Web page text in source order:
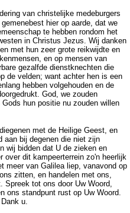
van christelijke medeburgers
hier op aarde, dat we
te hebben rondom het
in Christus Jezus. Wij danken
met hun zeer grote reikwijdte en
en op mensen van
gezalfde dienstknechten die
de velden; want achter hen is een
hebben volgehouden en de
God, we zouden
hun positie nu zouden willen
met de Heilige Geest, en
aan bij degenen die niet zijn
wij bidden dat U de zieken en
over dit kampeerterrein zo'n heerlijk
meer van Galilea liep, vanavond op
zitten, en handelen met ons,
Spreek tot ons door Uw Woord,
ons standpunt rust op Uw Woord.
u.